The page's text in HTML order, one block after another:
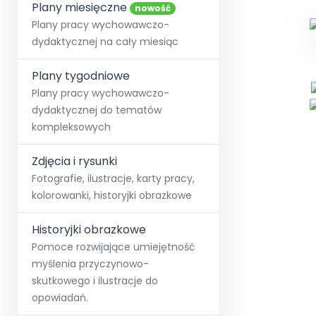
Społeczność
+48 12 631 04 10
kontakt@blizejprzedszkola.pl
O miesięczniku
Strona główna
O Akademii
Akademia
Poznaj pakiet MAX
Testuj przez 7 dni
Pakiet
Pełen
Wszystkie projekty
Skontaktuj się
Dodaj wpis
Plany miesięczne nowość
Plany pracy wychowawczo-
dydaktycznej na cały miesiąc
Plany tygodniowe
Plany pracy wychowawczo-
dydaktycznej do tematów
kompleksowych
Zdjęcia i rysunki
Fotografie, ilustracje, karty pracy,
kolorowanki, historyjki obrazkowe
Historyjki obrazkowe
Pomoce rozwijające umiejętność
myślenia przyczynowo-
skutkowego i ilustracje do
opowiadań.